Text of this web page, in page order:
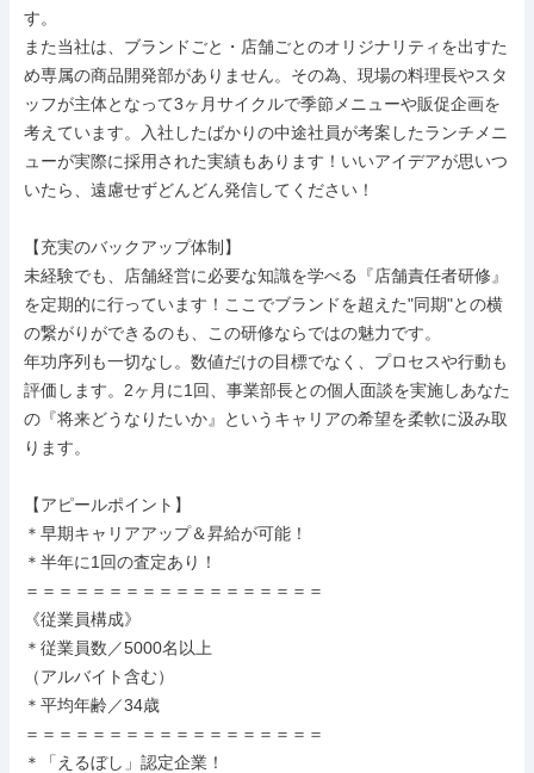
す。
また当社は、ブランドごと・店舗ごとのオリジナリティを出すた
め専属の商品開発部がありません。その為、現場の料理長やスタ
ッフが主体となって3ヶ月サイクルで季節メニューや販促企画を
考えています。入社したばかりの中途社員が考案したランチメニ
ューが実際に採用された実績もあります！いいアイデアが思いつ
いたら、遠慮せずどんどん発信してください！
【充実のバックアップ体制】
未経験でも、店舗経営に必要な知識を学べる『店舗責任者研修』
を定期的に行っています！ここでブランドを超えた"同期"との横
の繋がりができるのも、この研修ならではの魅力です。
年功序列も一切なし。数値だけの目標でなく、プロセスや行動も
評価します。2ヶ月に1回、事業部長との個人面談を実施しあなた
の『将来どうなりたいか』というキャリアの希望を柔軟に汲み取
ります。
【アピールポイント】
＊早期キャリアアップ＆昇給が可能！
＊半年に1回の査定あり！
＝＝＝＝＝＝＝＝＝＝＝＝＝＝＝＝＝＝
《従業員構成》
＊従業員数／5000名以上
（アルバイト含む）
＊平均年齢／34歳
＝＝＝＝＝＝＝＝＝＝＝＝＝＝＝＝＝＝
＊「えるぼし」認定企業！